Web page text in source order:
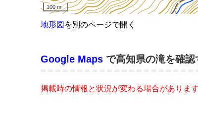
地形図 を別のページで開く
Google Maps で高知県の滝を確認
掲載時の情報と状況が変わる場合がありま